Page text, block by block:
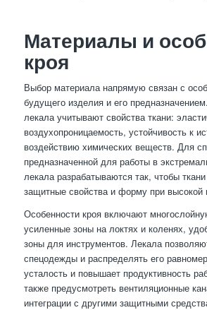
Материалы и
кроя
Выбор материала напрямую связан с
будущего изделия и его
лекала учитывают свойства ткани:
воздухопроницаемость, устойчивость к
воздействию химических веществ. Для
предназначенной для работы в
лекала разрабатываются так, чтобы
защитные свойства и форму при высокой
Особенности кроя включают
усиленные зоны на локтях и коленях,
зоны для инструментов. Лекала
спецодежды и распределять его
усталость и повышает продуктивность
также предусмотреть вентиляционные
интеграции с другими защитными